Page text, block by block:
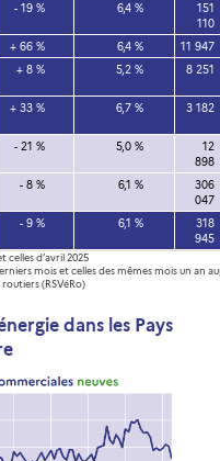
- 19 % 6,4 %
151
110
+ 66 % 6,4 %
11 947
+ 8 % 5,2 % 8 251
+ 33 % 6,7 % 3 182
- 21 % 5,0 %
12
898
- 8 % 6,1 %
306
047
- 9 % 6,1 %
318
945
celles d’avril 2025
mois et celles des mêmes mois un an
(RSVéRo)
dans les Pays